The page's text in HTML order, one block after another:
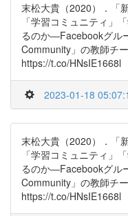
末松大貴（2020）．「
「学習コミュニティ」
るのか―Facebookグル
Community」の教師チ
https://t.co/HNsIE1668l
2023-01-18
末松大貴（2020）．「
「学習コミュニティ」
るのか―Facebookグル
Community」の教師チ
https://t.co/HNsIE1668l